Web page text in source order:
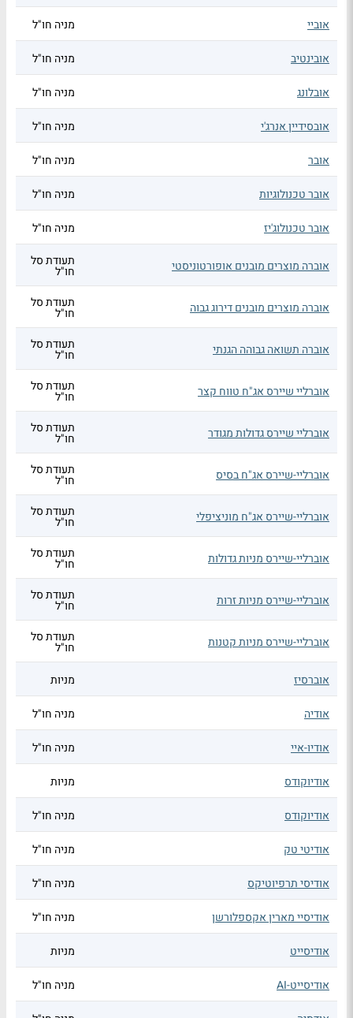
אוביי מניה חו"ל
אובינטיב מניה חו"ל
אובלונג מניה חו"ל
אובסידיין אנרג'י מניה חו"ל
אובר מניה חו"ל
אובר טכנולוגיות מניה חו"ל
אובר טכנולוג'יז מניה חו"ל
אוברה מוצרים מובנים אופורטוניסטי תעודת סל
חו"ל
אוברה מוצרים מובנים דירוג גבוה תעודת סל
חו"ל
אוברה תשואה גבוהה הגנתי תעודת סל
חו"ל
אוברליי שיירס אג"ח טווח קצר תעודת סל
חו"ל
אוברליי שיירס גדולות מגודר תעודת סל
חו"ל
אוברליי-שיירס אג"ח בסיס תעודת סל
חו"ל
אוברליי-שיירס אג"ח מוניציפלי תעודת סל
חו"ל
אוברליי-שיירס מניות גדולות תעודת סל
חו"ל
אוברליי-שיירס מניות זרות תעודת סל
חו"ל
אוברליי-שיירס מניות קטנות תעודת סל
חו"ל
אוברסיז
מניות
אודיה מניה חו"ל
אודיו-איי מניה חו"ל
אודיוקודס מניות
אודיוקודס מניה חו"ל
אודיטי טק מניה חו"ל
אודיסי תרפיוטיקס מניה חו"ל
אודיסיי מארין אקספלורשן מניה חו"ל
אודיסייט מניות
אודיסייט-AI מניה חו"ל